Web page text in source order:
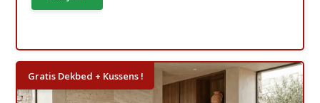
Gratis Dekbed + Kussens !